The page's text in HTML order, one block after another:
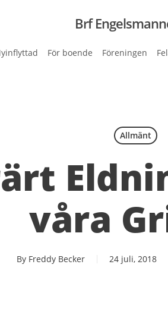
Brf
För boende Föreningen
Allmänt
våra
By Freddy Becker 24 juli, 2018